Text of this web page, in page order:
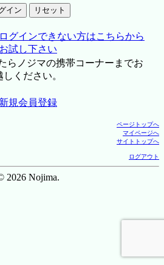
グインできない方はこちらから
お試し下さい
らノジマの携帯コーナーまでお
しください。
新規会員登録
ページトップへ
マイページへ
サイトトップへ
ログアウト
2026 Nojima.